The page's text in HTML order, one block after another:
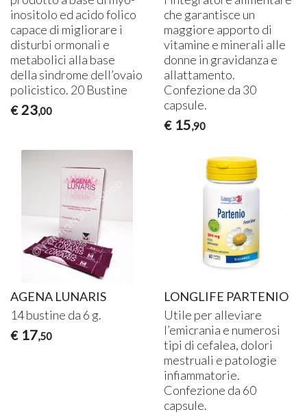
inositolo ed acido folico
capace di migliorare i
disturbi ormonali e
metabolici alla base
della sindrome dell’ovaio
policistico. 20 Bustine
€ 23,00
che garantisce un
maggiore apporto di
vitamine e minerali alle
donne in gravidanza e
allattamento.
Confezione da 30
capsule.
€ 15,90
AGENA LUNARIS
14 bustine da 6 g.
€ 17,50
LONGLIFE PARTENIO
Utile per alleviare
l’emicrania e numerosi
tipi di cefalea, dolori
mestruali e patologie
infiammatorie.
Confezione da 60
capsule.